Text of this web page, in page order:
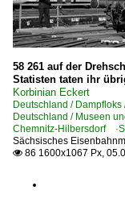
58 261 auf der
Statisten taten ihr
Korbinian Eckert
Deutschland /
Deutschland / Museen
Chemnitz-Hilbersdorf
Sächsisches
 86 1600x1067 Px,